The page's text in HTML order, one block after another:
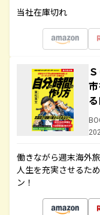
当社在庫切れ
働きながら週末海外
人生を充実させるた
ン！